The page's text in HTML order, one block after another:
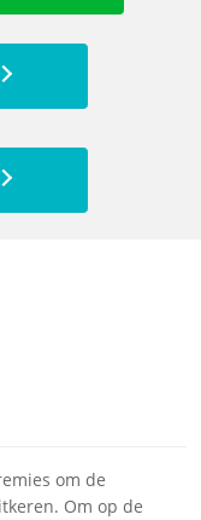
om de
Om op de